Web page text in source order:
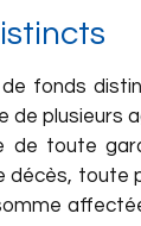
de fonds
de plusieurs
de toute
décès, toute